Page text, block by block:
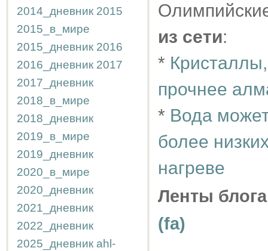
2014_дневник 2015
2015_в_мире
2015_дневник 2016
2016_дневник 2017
2017_дневник
2018_в_мире
2018_дневник
2019_в_мире
2019_дневник
2020_в_мире
2020_дневник
2021_дневник
2022_дневник
2025_дневник ahl-
из сети:
*
прочнее
* Вода
более
нагреве
Ленты
(fa)